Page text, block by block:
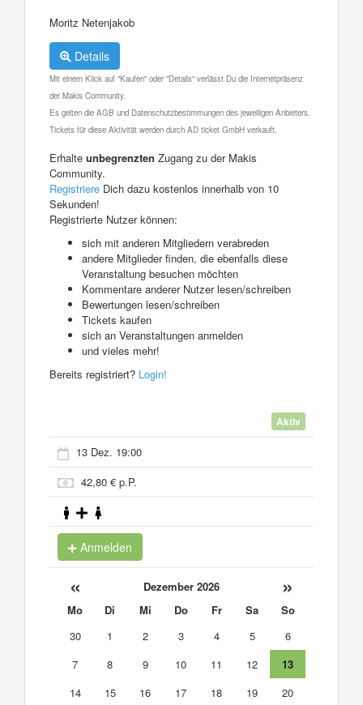
Moritz Netenjakob
Details
Mit einem Klick auf "Kaufen" oder "Details" verlässt Du die Internetpräsenz
der Makis Community.
Es gelten die AGB und Datenschutzbestimmungen des jeweiligen Anbieters.
Tickets für diese Aktivität werden durch AD ticket GmbH verkauft.
Erhalte unbegrenzten Zugang zu der Makis
Community.
Registriere Dich dazu kostenlos innerhalb von 10
Sekunden!
Registrierte Nutzer können:
sich mit anderen Mitgliedern verabreden
andere Mitglieder finden, die ebenfalls diese
Veranstaltung besuchen möchten
Kommentare anderer Nutzer lesen/schreiben
Bewertungen lesen/schreiben
Tickets kaufen
sich an Veranstaltungen anmelden
und vieles mehr!
Bereits registriert? Login!
Aktiv
13 Dez. 19:00
42,80 € p.P.
Anmelden
« Dezember 2026 »
Mo Di Mi Do Fr Sa
So
30
1 2 3 4 5
6
7
8 9 10 11 12
13
14
15 16 17 18 19
20